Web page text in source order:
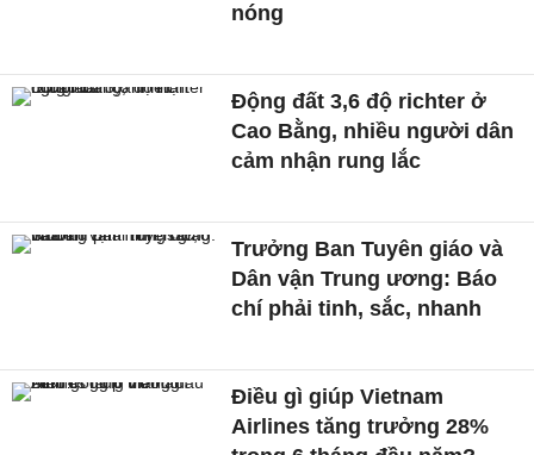
nóng
Động đất 3,6 độ richter ở
Cao Bằng, nhiều người dân
cảm nhận rung lắc
Trưởng Ban Tuyên giáo và
Dân vận Trung ương: Báo
chí phải tinh, sắc, nhanh
Điều gì giúp Vietnam
Airlines tăng trưởng 28%